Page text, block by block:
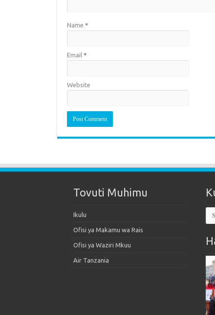
Name *
Email *
Website
Tovuti Muhimu
Ikulu
Ofisi ya Makamu wa Rais
Ofisi ya Waziri Mkuu
Air Tanzania